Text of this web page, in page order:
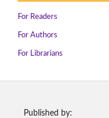
For Readers
For Authors
For Librarians
Published by: